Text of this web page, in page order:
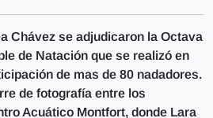
Chávez se adjudicaron la Octava
de Natación que se realizó en
de mas de 80 nadadores.
de fotografía entre los
Acuático Montfort, donde Lara